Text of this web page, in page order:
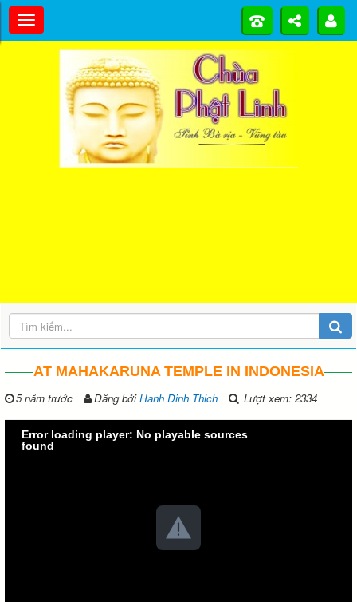
AT MAHAKARUNA TEMPLE IN INDONESIA
5 năm trước Đăng bởiHanh Dinh Thich Lượt xem: 2334
Error loading player: No playable sources
found